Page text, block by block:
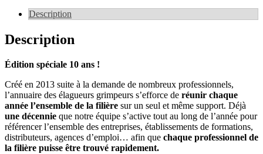
Description
Description
Édition spéciale 10 ans !
Créé en 2013 suite à la demande de nombreux professionnels,
l’annuaire des élagueurs grimpeurs s’efforce de réunir chaque
année l’ensemble de la filière sur un seul et même support. Déjà
une décennie que notre équipe s’active tout au long de l’année pour
référencer l’ensemble des entreprises, établissements de formations,
distributeurs, agences d’emploi… afin que chaque professionnel de
la filière puisse être trouvé rapidement.